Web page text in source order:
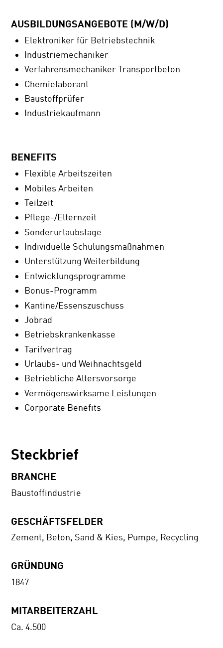
AUSBILDUNGSANGEBOTE (M/W/D)
Elektroniker für Betriebstechnik
Industriemechaniker
Verfahrensmechaniker Transportbeton
Chemielaborant
Baustoffprüfer
Industriekaufmann
BENEFITS
Flexible Arbeitszeiten
Mobiles Arbeiten
Teilzeit
Pflege-/Elternzeit
Sonderurlaubstage
Individuelle Schulungsmaßnahmen
Unterstützung Weiterbildung
Entwicklungsprogramme
Bonus-Programm
Kantine/Essenszuschuss
Jobrad
Betriebskrankenkasse
Tarifvertrag
Urlaubs- und Weihnachtsgeld
Betriebliche Altersvorsorge
Vermögenswirksame Leistungen
Corporate Benefits
Steckbrief
BRANCHE
Baustoffindustrie
GESCHÄFTSFELDER
Zement, Beton, Sand & Kies, Pumpe, Recycling
GRÜNDUNG
1847
MITARBEITERZAHL
Ca. 4.500